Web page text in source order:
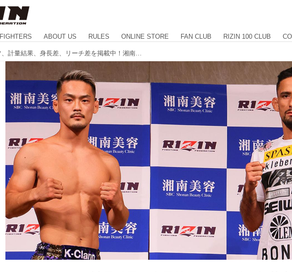
FIGHTERS ABOUT US RULES ONLINE STORE FAN CLUB RIZIN 100 CLUB